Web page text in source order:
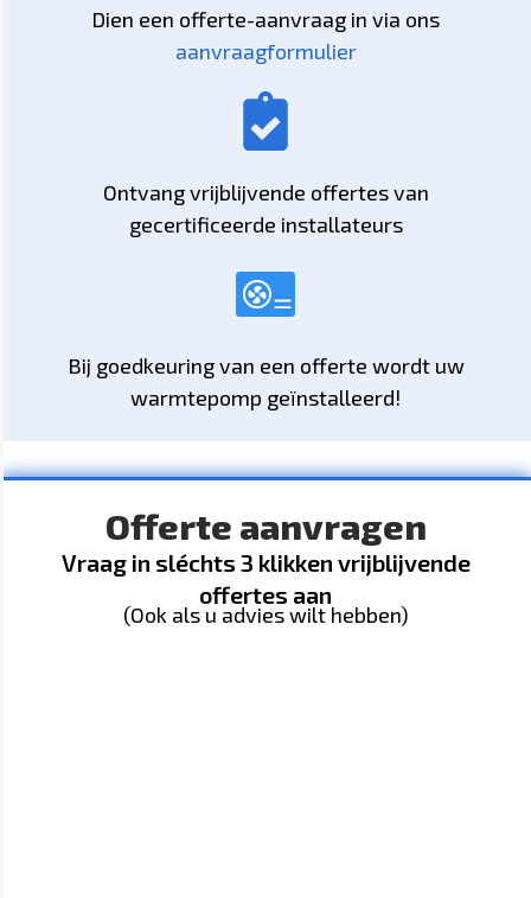
Dien een offerte-aanvraag in via ons
aanvraagformulier
Ontvang vrijblijvende offertes van
gecertificeerde installateurs
Bij goedkeuring van een offerte wordt uw
warmtepomp geïnstalleerd!
Offerte aanvragen
Vraag in sléchts 3 klikken vrijblijvende
offertes aan
(Ook als u advies wilt hebben)